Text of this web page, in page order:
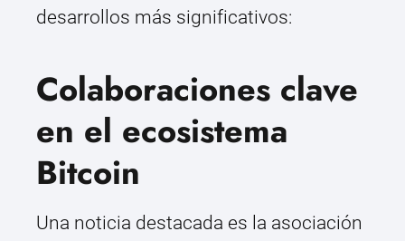
desarrollos más significativos:
Colaboraciones clave
en el ecosistema
Bitcoin
Una noticia destacada es la asociación